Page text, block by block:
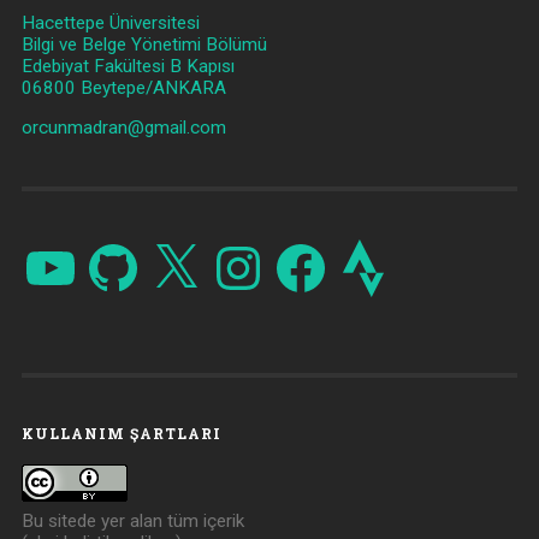
Hacettepe Üniversitesi
Bilgi ve Belge Yönetimi Bölümü
Edebiyat Fakültesi B Kapısı
06800 Beytepe/ANKARA
orcunmadran@gmail.com
YouTube GitHub X InstagramFacebook Strava
KULLANIM ŞARTLARI
Bu sitede yer alan tüm içerik